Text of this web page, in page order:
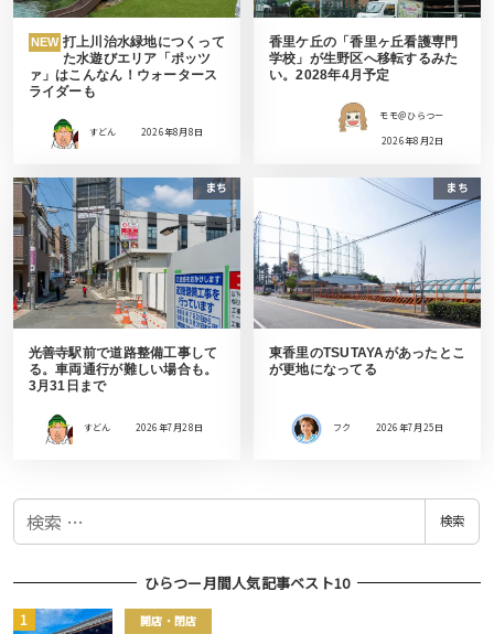
NEW 打上川治水緑地につくって
た水遊びエリア「ポッツ
ァ」はこんなん！ウォータース
ライダーも
すどん 2026年8月8日
香里ケ丘の「香里ヶ丘看護専門
学校」が生野区へ移転するみた
い。2028年4月予定
モモ＠ひらつー
2026年8月2日
まち
光善寺駅前で道路整備工事して
る。車両通行が難しい場合も。
3月31日まで
すどん 2026年7月28日
まち
東香里のTSUTAYAがあったとこ
が更地になってる
フク 2026年7月25日
検
検索
ひらつー月間人気記事ベスト10
開店・閉店